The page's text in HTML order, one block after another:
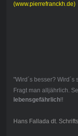
(www.pierrefranckh.de)
"Wird´s besser? Wird´s
Fragt man alljährlich.
lebensgefährlich!!
Hans Fallada dt.